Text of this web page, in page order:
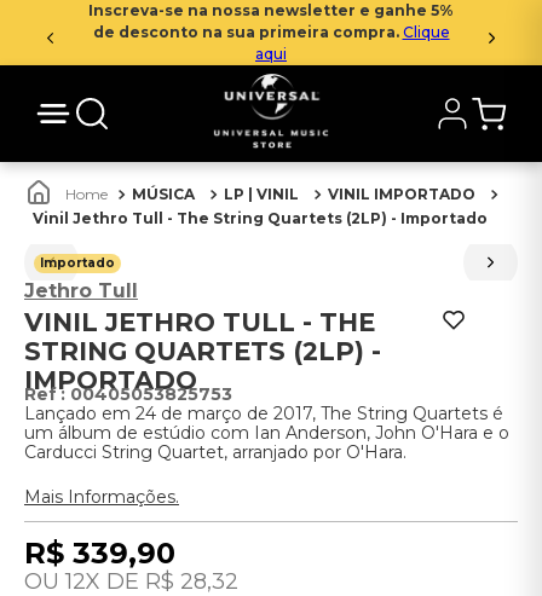
Inscreva-se na nossa newsletter e ganhe 5%
de desconto na sua primeira compra. Clique
aqui
MÚSICA LP | VINIL
VINIL IMPORTADO
Vinil Jethro Tull - The String Quartets (2LP) - Importado
Importado
Jethro Tull
VINIL JETHRO TULL - THE
STRING QUARTETS (2LP) -
IMPORTADO
: 00405053825753
Lançado em 24 de março de 2017, The String Quartets é
um álbum de estúdio com Ian Anderson, John O'Hara e o
Carducci String Quartet, arranjado por O'Hara.
Mais Informações.
R$ 339,90
12 R$ 28,32